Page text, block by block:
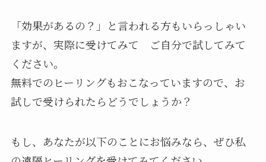
「効果があるの？」と言われる方もいらっしゃい
ますが、実際に受けてみて ご自分で試してみて
ください。
無料でのヒーリングもおこなっていますので、お
試しで受けられたらどうでしょうか？
もし、あなたが以下のことにお悩みなら、ぜひ私